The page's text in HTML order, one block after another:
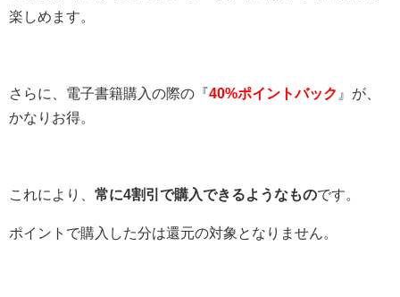
楽しめます。
さらに、電子書籍購入の際の『40%ポイントバック 』が、
かなりお得。
これにより、 常に4割引で購入できるようなものです。
ポイントで購入した分は還元の対象となりません。